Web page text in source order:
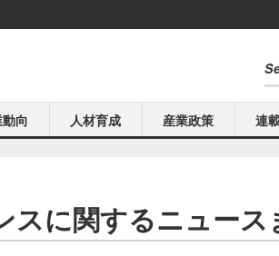
向 人材育成 産業政策 連
スに関するニュース